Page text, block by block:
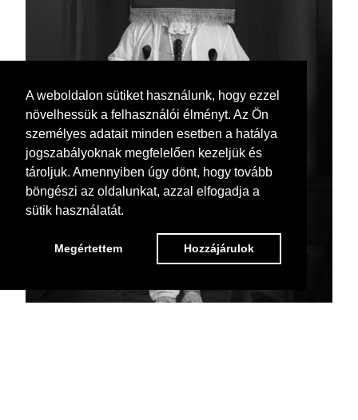
A weboldalon sütiket használunk, hogy ezzel
növelhessük a felhasználói élményt. Az Ön
személyes adatait minden esetben a hatálya
jogszabályoknak megfelelően kezeljük és
tároljuk. Amennyiben úgy dönt, hogy tovább
böngészi az oldalunkat, azzal elfogadja a
sütik használatát.
Megértettem Hozzájárulok